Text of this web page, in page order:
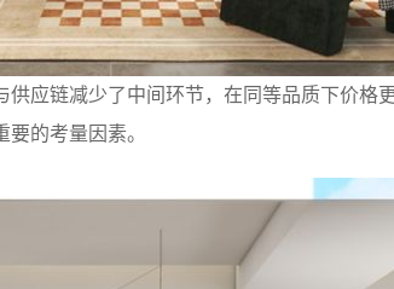
应链减少了中间环节，在同等品质下价格
的考量因素。